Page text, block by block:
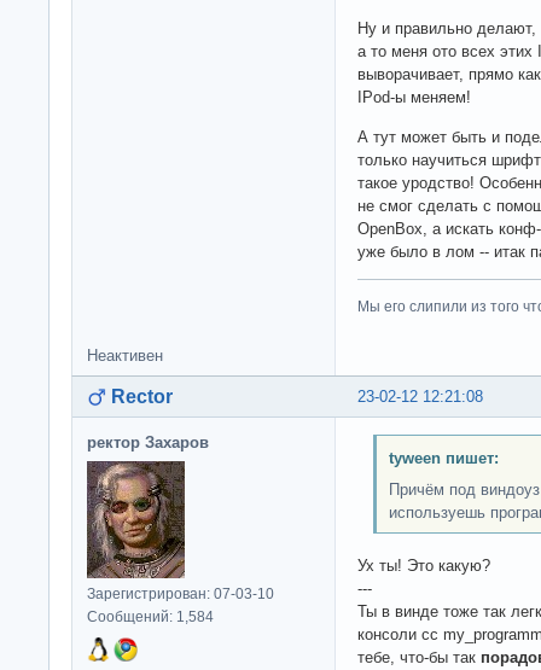
Ну и правильно
а то меня ото всех
выворачивает, прямо
IPod-ы меняем!
А тут может быть и
только научиться
такое уродство!
не смог сделать с
OpenBox, а искать
уже было в лом -- итак
Мы его слипили из того
Неактивен
23-02-12 12:21:08
Rector
ректор Захаров
Зарегистрирован: 07-03-10
Сообщений: 1,584
tyween пишет:
Причём под
используешь
Ух ты! Это какую?
---
Ты в винде тоже так
консоли cc
тебе, что-бы так